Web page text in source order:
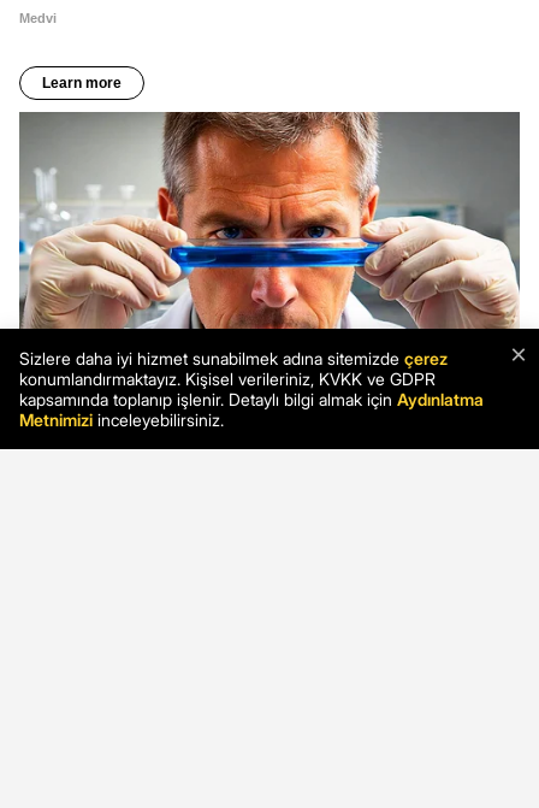
×
Sizlere daha iyi hizmet sunabilmek adına sitemizde çerez
konumlandırmaktayız. Kişisel verileriniz, KVKK ve GDPR
kapsamında toplanıp işlenir. Detaylı bilgi almak için Aydınlatma
Metnimizi inceleyebilirsiniz.